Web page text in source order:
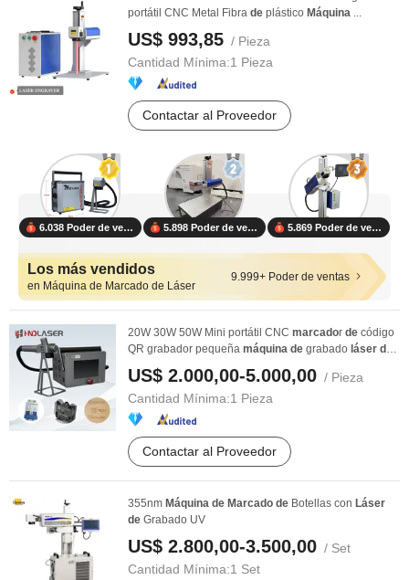
portátil CNC Metal Fibra de plástico Máquina ...
US$ 993,85 / Pieza
Cantidad Mínima:1 Pieza
Contactar al Proveedor
6.038 Poder de ventas 5.898 Poder de ventas 5.869 Poder de ventas
Los más vendidos
en Máquina de Marcado de Láser
9.999+ Poder de ventas
20W 30W 50W Mini portátil CNC marcador de código
QR grabador pequeña máquina de grabado láser de
US$ 2.000,00-5.000,00 / Pieza
Cantidad Mínima:1 Pieza
Contactar al Proveedor
355nm Máquina de Marcado de Botellas con Láser
de Grabado UV
US$ 2.800,00-3.500,00 / Set
Cantidad Mínima:1 Set